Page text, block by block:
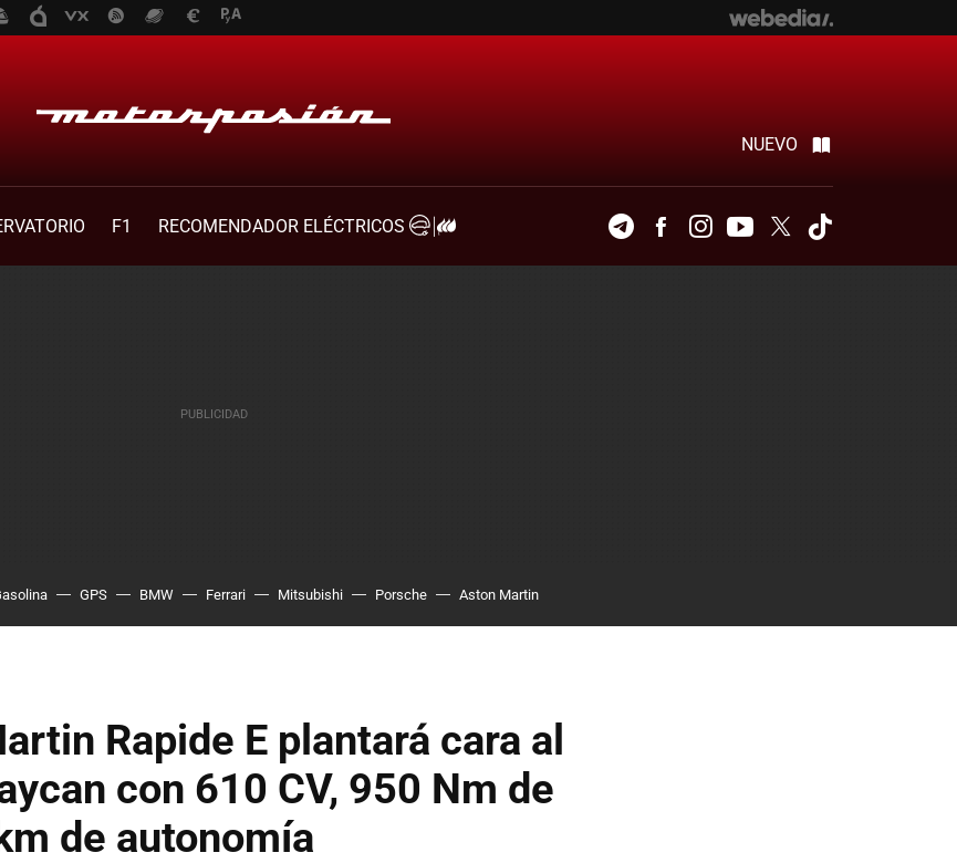
NUEVO
F1
RECOMENDADOR ELÉCTRICOS
TelegramFacebookInstagramYoutubeTwitter
GPS BMW Ferrari Mitsubishi Porsche Aston Martin
Rapide E plantará cara al
con 610 CV, 950 Nm de
de autonomía